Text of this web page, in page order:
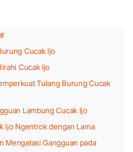
Cucak Ijo
Cucak Ijo
Tulang Burung Cucak
Lambung Cucak Ijo
Ijo Ngentrok dengan Lama
Mengatasi Gangguan pada